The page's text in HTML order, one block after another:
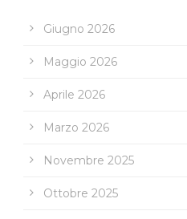
Giugno 2026
Maggio 2026
Aprile 2026
Marzo 2026
Novembre 2025
Ottobre 2025